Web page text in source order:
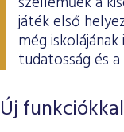
játék első
még
tudatosság és
Új